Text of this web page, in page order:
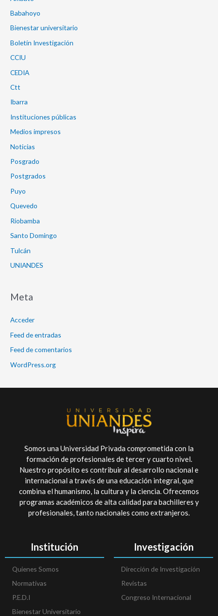
Babahoyo
Bienestar universitario
Boletín Investigación
CCIU
CEDIA
Ctt
Ibarra
Instituciones públicas
Medios impresos
Noticias
Posgrado
Postgrados
Puyo
Quevedo
Riobamba
Santo Domingo
Tulcán
UNIANDES
Meta
Acceder
Feed de entradas
Feed de comentarios
WordPress.org
Somos una Universidad Privada comprometida con la
formación de profesionales de tercer y cuarto nivel.
Nuestro propósito es contribuir al desarrollo nacional e
internacional a través de una educación integral, que
combina el humanismo, la cultura y la ciencia. Ofrecemos
programas académicos de alta calidad para bachilleres y
profesionales, tanto nacionales como extranjeros.
Institución
Quienes Somos
Normativas
P.E.D.I
Bienestar Universitario
Investigación
Dirección de Investigación
Revistas
Congreso Internacional